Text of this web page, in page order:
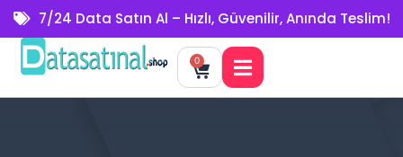
7/24 Data Satın Al – Hızlı, Güvenilir, Anında Teslim!
0